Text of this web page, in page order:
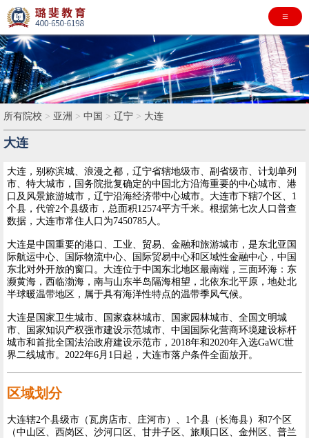
≡
所有院校 > 亚洲 > 中国 > 辽宁 > 大连
大连
大连，别称滨城、浪漫之都，辽宁省辖地级市、副省级市、计划单列
市、特大城市，国务院批复确定的中国北方沿海重要的中心城市、港
口及风景旅游城市，辽宁沿海经济带中心城市。大连市下辖7个区、1
个县，代管2个县级市，总面积12574平方千米。根据第七次人口普查
数据，大连市常住人口为7450785人。
大连是中国重要的港口、工业、贸易、金融和旅游城市，是东北亚国
际航运中心、国际物流中心、国际贸易中心和区域性金融中心，中国
东北对外开放的窗口。大连位于中国东北地区最南端，三面环海：东
濒黄海，西临渤海，南与山东半岛隔海相望，北依东北平原，地处北
半球暖温带地区，属于具有海洋性特点的温带季风气候。
大连是国家卫生城市、国家森林城市、国家园林城市、全国文明城
市、国家知识产权强市建设示范城市、中国国际化营商环境建设标杆
城市和首批全国法治政府建设示范市，2018年和2020年入选GaWC世
界二线城市。2022年6月1日起，大连市落户条件全面放开。
区域划分
大连辖2个县级市（瓦房店市、庄河市）、1个县（长海县）和7个区
（中山区、西岗区、沙河口区、甘井子区、旅顺口区、金州区、普兰